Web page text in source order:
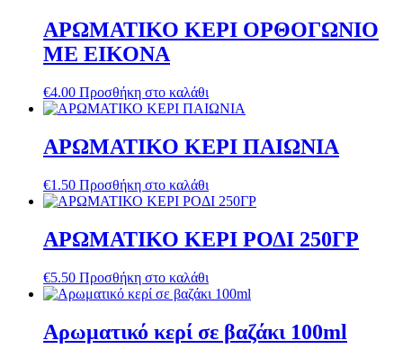
through
€3.00
έχει
πολλαπλές
επιλογές
μπορούν
επιλεγούν
στη
του
προϊόντος
ΑΡΩΜΑΤΙΚΟ ΚΕΡΙ ΟΡΘΟΓΩΝΙΟ
ΜΕ ΕΙΚΟΝΑ
€4.00 Προσθήκη στο καλάθι
ΑΡΩΜΑΤΙΚΟ ΚΕΡΙ ΠΑΙΩΝΙΑ
€1.50 Προσθήκη στο καλάθι
ΑΡΩΜΑΤΙΚΟ ΚΕΡΙ ΡΟΔΙ 250ΓΡ
€5.50 Προσθήκη στο καλάθι
Αρωματικό κερί σε βαζάκι 100ml